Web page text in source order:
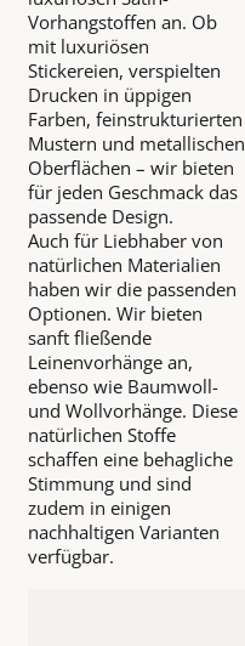
Vorhangstoffen an. Ob
mit luxuriösen
Stickereien, verspielten
Drucken in üppigen
Farben, feinstrukturierten
Mustern und metallischen
Oberflächen – wir bieten
für jeden Geschmack das
passende Design.
Auch für Liebhaber von
natürlichen Materialien
haben wir die passenden
Optionen. Wir bieten
sanft fließende
Leinenvorhänge an,
ebenso wie Baumwoll-
und Wollvorhänge. Diese
natürlichen Stoffe
schaffen eine behagliche
Stimmung und sind
zudem in einigen
nachhaltigen Varianten
verfügbar.